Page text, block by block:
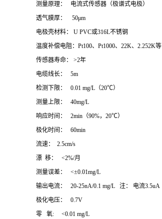
测量原理：
电流式传感器（极谱式电极）
透气膜厚：
50μm
电极壳材料：
U PVC或316L不锈钢
温度补偿电阻： Pt100、Pt1000、22K、2.252K等
传感器寿命：
>2年
电缆线长：
5m
检测下限：
0.01 mg/L（20℃）
测量上限：
40mg/L
响应时间： 2min（90%， 20℃）
极化时间：
60min
流速： 2.5cm/s
漂 移： <2%/月
测量误差： <±0.01mg/L
输出电流：
20-25nA/0.1 mg/L 注： 电流3.5uA
极化电压：
0.7V
零 氧: <0.01 mg/L